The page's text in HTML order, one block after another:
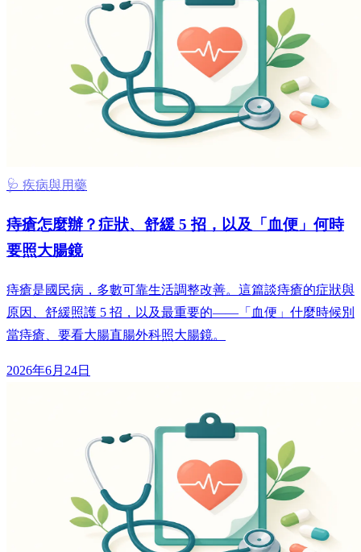
🩺 疾病與用藥
痔瘡怎麼辦？症狀、舒緩 5 招，以及「血便」何時
要照大腸鏡
痔瘡是國民病，多數可靠生活調整改善。這篇談痔瘡的症狀與
原因、舒緩照護 5 招，以及最重要的——「血便」什麼時候別
當痔瘡、要看大腸直腸外科照大腸鏡。
2026年6月24日